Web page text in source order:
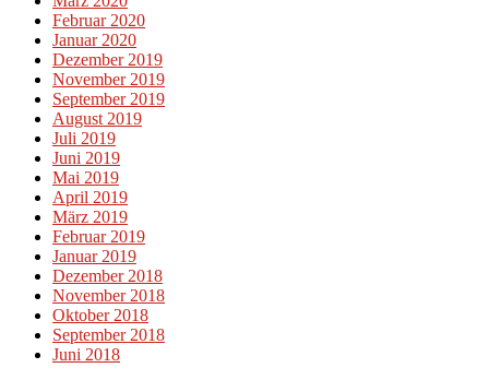
Februar 2020
Januar 2020
Dezember 2019
November 2019
September 2019
August 2019
Juli 2019
Juni 2019
Mai 2019
April 2019
März 2019
Februar 2019
Januar 2019
Dezember 2018
November 2018
Oktober 2018
September 2018
Juni 2018